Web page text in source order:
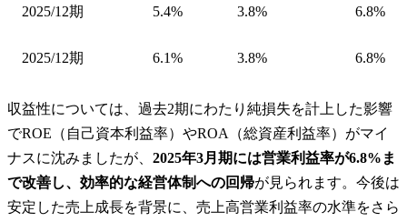
2025/12期 5.4% 3.8% 6.8%
2025/12期 6.1% 3.8% 6.8%
収益性については、過去2期にわたり純損失を計上した影響
でROE（自己資本利益率）やROA（総資産利益率）がマイ
ナスに沈みましたが、 2025年3月期には営業利益率が6.8%ま
で改善し、効率的な経営体制への回帰が見られます。今後は
安定した売上成長を背景に、売上高営業利益率の水準をさら